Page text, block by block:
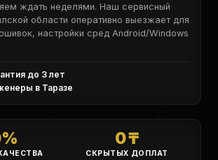
ждать неделями. Наш сервисный
области оперативно выезжает для
настройки сред Android/Windows
до 3 лет
в Таразе
0 ₸
СКРЫТЫХ ДОПЛАТ